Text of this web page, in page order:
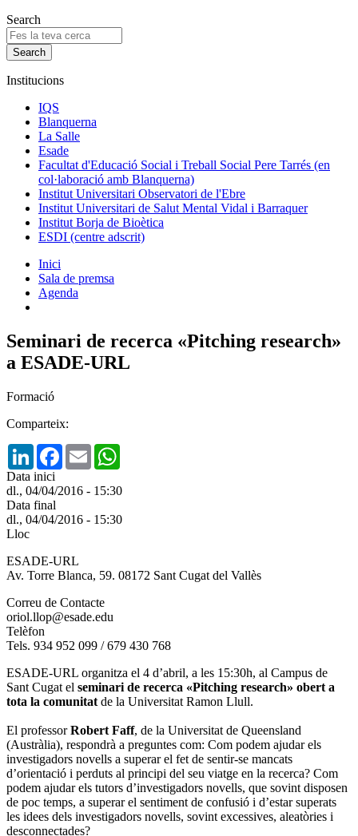
Search
Institucions
IQS
Blanquerna
La Salle
Esade
Facultat d'Educació Social i Treball Social Pere Tarrés (en
col·laboració amb Blanquerna)
Institut Universitari Observatori de l'Ebre
Institut Universitari de Salut Mental Vidal i Barraquer
Institut Borja de Bioètica
ESDI (centre adscrit)
Inici
Sala de premsa
Agenda
Seminari de recerca «Pitching research»
a ESADE-URL
Formació
Comparteix:
LinkedInFacebook
Email
Data inici
dl., 04/04/2016 - 15:30
Data final
dl., 04/04/2016 - 15:30
Lloc
ESADE-URL
Av. Torre Blanca, 59. 08172 Sant Cugat del Vallès
Correu de Contacte
oriol.llop@esade.edu
Telèfon
Tels. 934 952 099 / 679 430 768
ESADE-URL organitza el 4 d’abril, a les 15:30h, al Campus de
Sant Cugat el seminari de recerca «Pitching research» obert a
tota la comunitat de la Universitat Ramon Llull.
El professorRobert Faff, de la Universitat de Queensland
(Austràlia), respondrà a preguntes com: Com podem ajudar els
investigadors novells a superar el fet de sentir-se mancats
d’orientació i perduts al principi del seu viatge en la recerca? Com
podem ajudar els tutors d’investigadors novells, que sovint disposen
de poc temps, a superar el sentiment de confusió i d’estar superats
les idees dels investigadors novells, sovint excessives, aleatòries i
desconnectades?